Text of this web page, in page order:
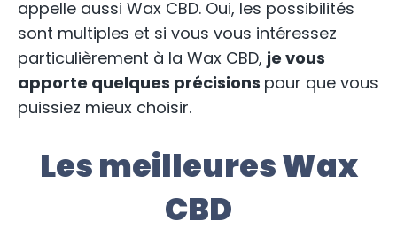
appelle aussi Wax CBD. Oui, les possibilités
sont multiples et si vous vous intéressez
particulièrement à la Wax CBD, je vous
apporte quelques précisions pour que vous
puissiez mieux choisir.
Les meilleures Wax
CBD